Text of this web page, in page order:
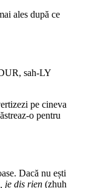
ales după ce
sah-LY
pe cineva
o pentru
Dacă nu ești
je dis rien (zhuh